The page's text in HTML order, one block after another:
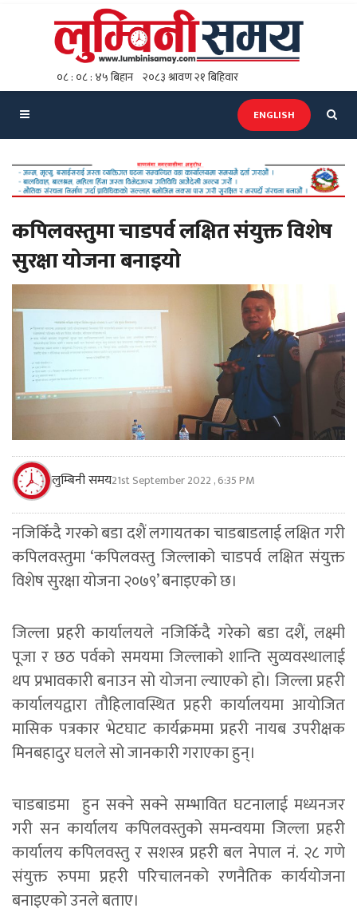
ENGLISH
कपिलवस्तुमा चाडपर्व लक्षित संयुक्त विशेष
सुरक्षा योजना बनाइयो
लुम्बिनी समय21st September 2022 , 6:35 PM
नजिकिँदै गरको बडा दशैं लगायतका चाडबाडलाई लक्षित गरी
कपिलवस्तुमा ‘कपिलवस्तु जिल्लाको चाडपर्व लक्षित संयुक्त
विशेष सुरक्षा योजना २०७९’ बनाइएको छ।
जिल्ला प्रहरी कार्यालयले नजिकिँदै गरेको बडा दशैं, लक्ष्मी
पूजा र छठ पर्वको समयमा जिल्लाको शान्ति सुव्यवस्थालाई
थप प्रभावकारी बनाउन सो योजना ल्याएको हो। जिल्ला प्रहरी
कार्यालयद्वारा तौहिलावस्थित प्रहरी कार्यालयमा आयोजित
मासिक पत्रकार भेटघाट कार्यक्रममा प्रहरी नायब उपरीक्षक
मिनबहादुर घलले सो जानकारी गराएका हुन्।
चाडबाडमा हुन सक्ने सक्ने सम्भावित घटनालाई मध्यनजर
गरी सन कार्यालय कपिलवस्तुको समन्वयमा जिल्ला प्रहरी
कार्यालय कपिलवस्तु र सशस्त्र प्रहरी बल नेपाल नं. २८ गणे
संयुक्त रुपमा प्रहरी परिचालनको रणनैतिक कार्ययोजना
बनाइएको उनले बताए।